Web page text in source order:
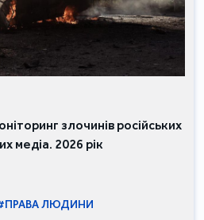
злочинів російських
медіа. 2026 рік
ЛЮДИНИ